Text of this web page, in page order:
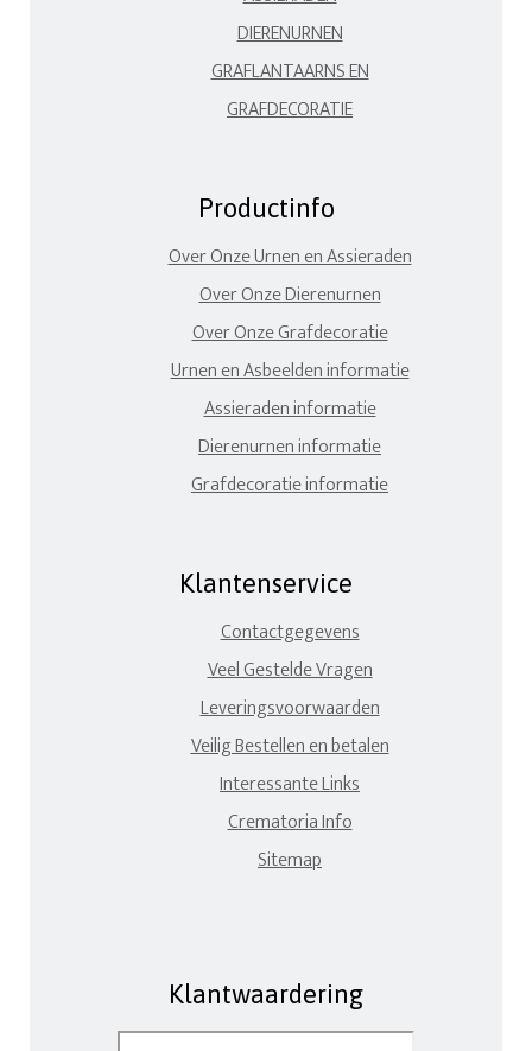
DIERENURNEN
GRAFLANTAARNS EN
GRAFDECORATIE
Productinfo
Over Onze Urnen en Assieraden
Over Onze Dierenurnen
Over Onze Grafdecoratie
Urnen en Asbeelden informatie
Assieraden informatie
Dierenurnen informatie
Grafdecoratie informatie
Klantenservice
Contactgegevens
Veel Gestelde Vragen
Leveringsvoorwaarden
Veilig Bestellen en betalen
Interessante Links
Crematoria Info
Sitemap
Klantwaardering